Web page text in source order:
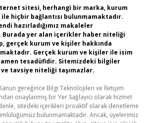
sitesi, herhangi bir marka, kurum
hiçbir bağlantısı bulunmamaktadır.
hazırladığımız makaleler
Burada yer alan içerikler haber niteliği
gerçek kurum ve kişiler hakkında
Gerçek kurum ve kişiler ile isim
tesadüfidir. Sitemizdeki bilgiler
tavsiye niteliği taşımazlar.
Kanun gereğince Bilgi Teknolojileri ve İletişim
onaylanmış bir Yer Sağlayıcı olarak hizmet
sitedeki içerikleri proaktif olarak denetleme
bulunmamaktadır. Ancak, üyelerimiz